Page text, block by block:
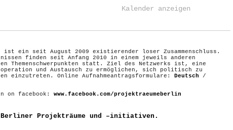
Kalender anzeigen
ein seit August 2009 existierender loser Zusammenschluss.
finden seit Anfang 2010 in einem jeweils anderen
Themenschwerpunkten statt. Ziel des Netzwerks ist, eine
und Austausch zu ermöglichen, sich politisch zu
einzutreten. Online Aufnahmeantragsformulare: Deutsch /
on facebook: www.facebook.com/projektraeumeberlin
Projekträume und –initiativen.